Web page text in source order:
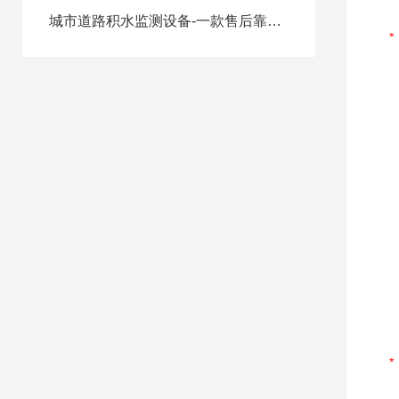
​城市道路积水监测设备-一款售后靠得住的电子水尺积水监测站